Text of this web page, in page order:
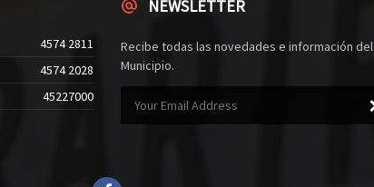
4574 2811
4574 2028
45227000
NEWSLETTER
Recibe todas las novedades e información del
Municipio.